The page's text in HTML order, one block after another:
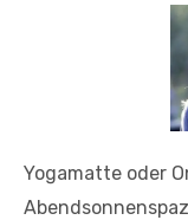
Yogamatte oder